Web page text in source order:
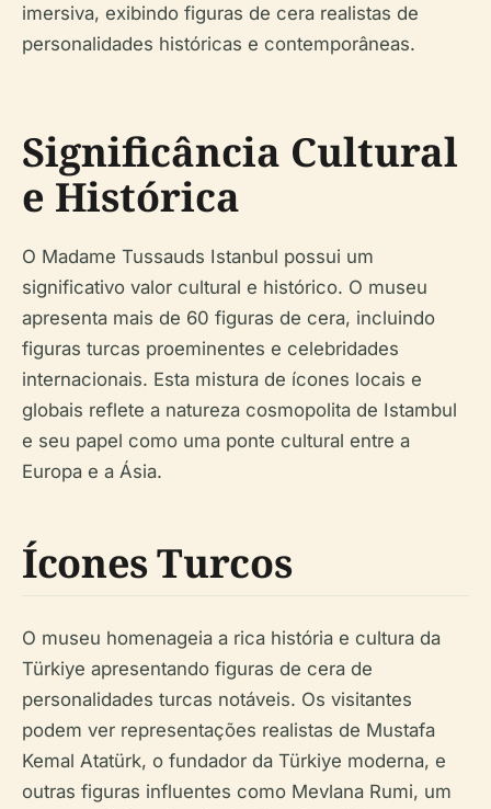
imersiva, exibindo figuras de cera realistas de
personalidades históricas e contemporâneas.
Significância Cultural
e Histórica
O Madame Tussauds Istanbul possui um
significativo valor cultural e histórico. O museu
apresenta mais de 60 figuras de cera, incluindo
figuras turcas proeminentes e celebridades
internacionais. Esta mistura de ícones locais e
globais reflete a natureza cosmopolita de Istambul
e seu papel como uma ponte cultural entre a
Europa e a Ásia.
Ícones Turcos
O museu homenageia a rica história e cultura da
Türkiye apresentando figuras de cera de
personalidades turcas notáveis. Os visitantes
podem ver representações realistas de Mustafa
Kemal Atatürk, o fundador da Türkiye moderna, e
outras figuras influentes como Mevlana Rumi, um